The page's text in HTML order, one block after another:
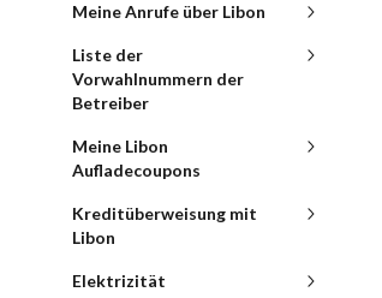
Meine Anrufe über Libon
Liste der
Vorwahlnummern der
Betreiber
Meine Libon
Aufladecoupons
Kreditüberweisung mit
Libon
Elektrizität